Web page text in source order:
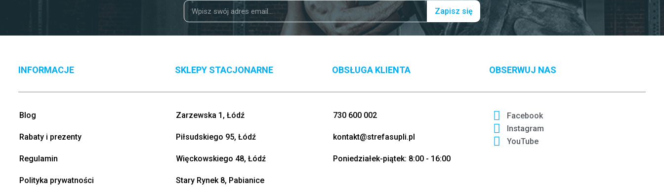
Zapisz się
INFORMACJE
Blog
Rabaty i prezenty
Regulamin
Polityka prywatności
SKLEPY STACJONARNE
Zarzewska 1, Łódź
Piłsudskiego 95, Łódź
Więckowskiego 48, Łódź
Stary Rynek 8, Pabianice
OBSŁUGA KLIENTA
730 600 002
kontakt@strefasupli.pl
Poniedziałek-piątek: 8:00 - 16:00
OBSERWUJ NAS
Facebook
Instagram
YouTube